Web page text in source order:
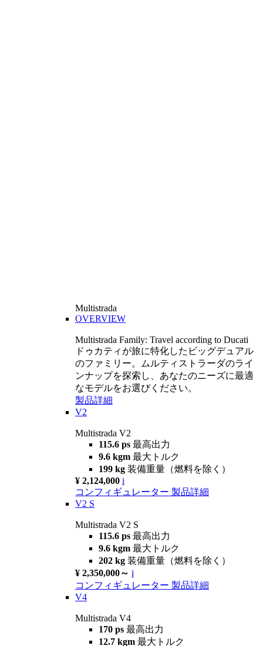
Multistrada
OVERVIEW
Multistrada Family: Travel according to Ducati
ドゥカティが旅に特化したビッグデュアル
のファミリー。ムルティストラーダのライ
ンナップを探索し、あなたのニーズに最適
なモデルをお選びください。
製品詳細
V2
Multistrada V2
115.6 ps 最高出力
9.6 kgm 最大トルク
199 kg 装備重量（燃料を除く）
¥ 2,124,000 i
コンフィギュレーター 製品詳細
V2 S
Multistrada V2 S
115.6 ps 最高出力
9.6 kgm 最大トルク
202 kg 装備重量（燃料を除く）
¥ 2,350,000～ i
コンフィギュレーター 製品詳細
V4
Multistrada V4
170 ps 最高出力
12.7 kgm 最大トルク